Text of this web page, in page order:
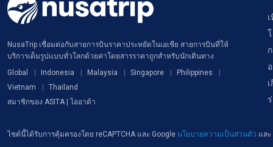
NusaTrip เชื่อมต่อกับสายการบินราคาประหยัดในเอเชีย สายการบินที่ให้
บริการเต็มรูปแบบทั่วโลกด้วยค่าโดยสารราคาถูกสำหรับนักเดินทาง
Global
Indonesia Malaysia Singapore
Philippines
Vietnam
Thailand
สมาชิกของ ASITA | ไออาต้า
ไซต์นี้ได้รับการคุ้มครองโดย reCAPTCHA และ Google นโยบายความเป็นส่วนตัว และ